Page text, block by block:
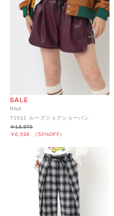
RNA
T1011 ルーズジョグショーパン
￥6,566 （53%OFF）
￥13,970